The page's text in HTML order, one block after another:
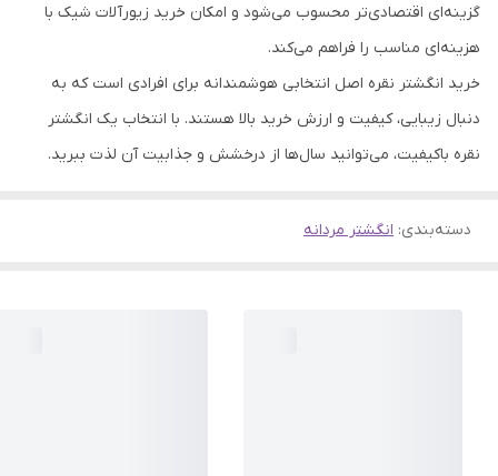
گزینه‌ای اقتصادی‌تر محسوب می‌شود و امکان خرید زیورآلات شیک با
هزینه‌ای مناسب را فراهم می‌کند.
خرید انگشتر نقره اصل انتخابی هوشمندانه برای افرادی است که به
دنبال زیبایی، کیفیت و ارزش خرید بالا هستند. با انتخاب یک انگشتر
نقره باکیفیت، می‌توانید سال‌ها از درخشش و جذابیت آن لذت ببرید.
دسته‌بندی: انگشتر مردانه